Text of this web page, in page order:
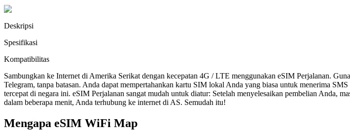
Deskripsi
Spesifikasi
Kompatibilitas
Sambungkan ke Internet di Amerika Serikat dengan kecepatan 4G / LTE menggunakan eSIM Perjalanan.
Telegram, tanpa batasan. Anda dapat mempertahankan kartu SIM lokal Anda yang biasa untuk menerima
tercepat di negara ini. eSIM Perjalanan sangat mudah untuk diatur: Setelah menyelesaikan pembelian
dalam beberapa menit, Anda terhubung ke internet di AS. Semudah itu!
Mengapa eSIM WiFi Map